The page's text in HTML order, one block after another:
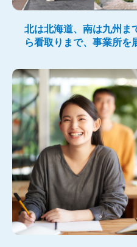
北は北海道、南は九州ま
ら看取りまで、事業所を